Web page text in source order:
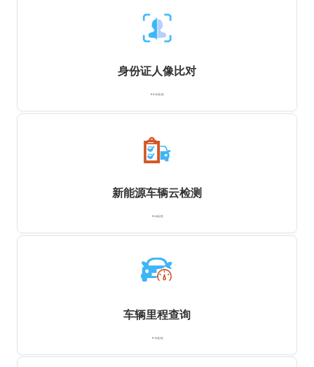
身份证人像比对
￥0.26元/次
新能源车辆云检测
￥24元/次
车辆里程查询
￥16元/次